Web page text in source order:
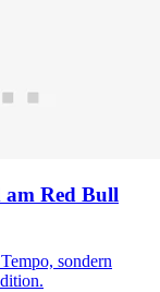
am Red Bull
sondern